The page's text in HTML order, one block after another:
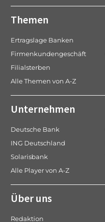
Themen
Ertragslage Banken
Firmenkundengeschäft
Filialsterben
Alle Themen von A-Z
Unternehmen
Deutsche Bank
ING Deutschland
Solarisbank
Alle Player von A-Z
Über uns
Redaktion